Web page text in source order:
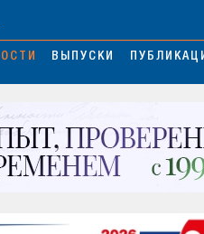
ВЫПУСКИ